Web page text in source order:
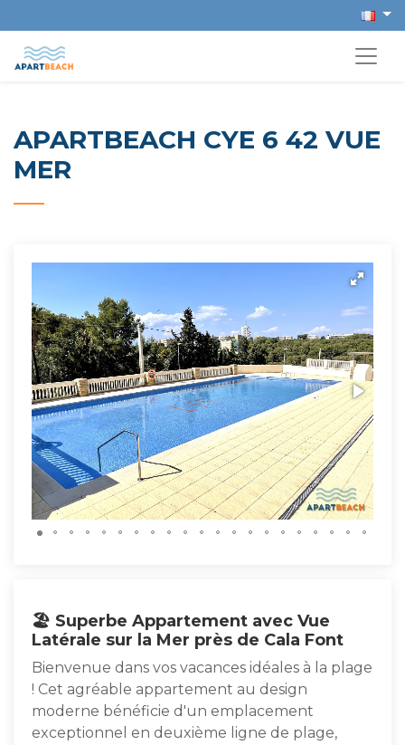
APARTBEACH CYE 6 42 VUE
MER
🏖️ Superbe Appartement avec Vue
Latérale sur la Mer près de Cala Font
Bienvenue dans vos vacances idéales à la plage
! Cet agréable appartement au design
moderne bénéficie d'un emplacement
exceptionnel en deuxième ligne de plage,